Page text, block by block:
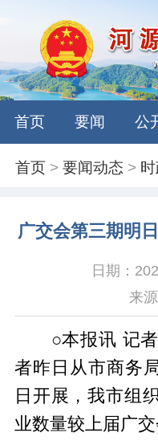
首页 要闻 公
首页 >要闻动态 >
广交会第三期明
日期：
来
○本报讯 记者
者昨日从市商务
日开展，我市组
业数量较上届广交